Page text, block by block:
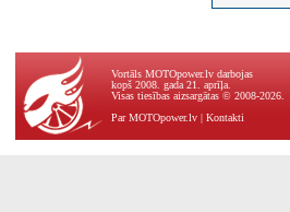
Vortāls MOTOpower.lv darbojas
kopš 2008. gada 21. aprīļa.
Visas tiesības aizsargātas © 2008-2026.
Par MOTOpower.lv | Kontakti